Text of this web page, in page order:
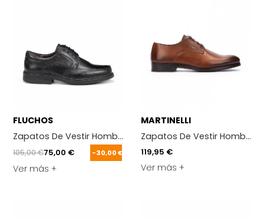
FLUCHOS
Zapatos De Vestir Hombre Fluchos Clipper 9579 Negro
105,00 €75,00 € -30,00 €
Ver más +
MARTINELLI
Zapatos De Vestir Hombre
119,95 €
Ver más +